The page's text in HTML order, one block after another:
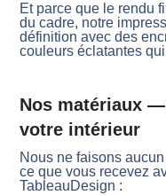
Et parce que le rendu
du cadre, notre
définition avec des
couleurs éclatantes
Nos matériaux
votre intérieur
Nous ne faisons
ce que vous recevez
TableauDesign :